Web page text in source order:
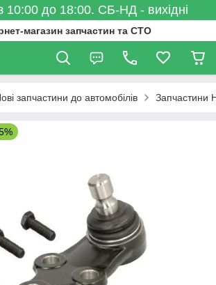
10:00 до 18:00. СБ-НД - вихідні
магазин запчастин та СТО
запчастини до автомобілів Запчастини